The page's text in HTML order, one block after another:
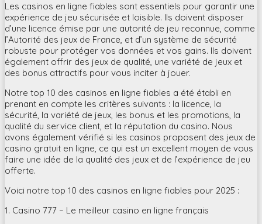
Les casinos en ligne fiables sont essentiels pour garantir une
expérience de jeu sécurisée et loisible. Ils doivent disposer
d’une licence émise par une autorité de jeu reconnue, comme
l’Autorité des jeux de France, et d’un système de sécurité
robuste pour protéger vos données et vos gains. Ils doivent
également offrir des jeux de qualité, une variété de jeux et
des bonus attractifs pour vous inciter à jouer.
Notre top 10 des casinos en ligne fiables a été établi en
prenant en compte les critères suivants : la licence, la
sécurité, la variété de jeux, les bonus et les promotions, la
qualité du service client, et la réputation du casino. Nous
avons également vérifié si les casinos proposent des jeux de
casino gratuit en ligne, ce qui est un excellent moyen de vous
faire une idée de la qualité des jeux et de l’expérience de jeu
offerte.
Voici notre top 10 des casinos en ligne fiables pour 2025 :
1. Casino 777 – Le meilleur casino en ligne français